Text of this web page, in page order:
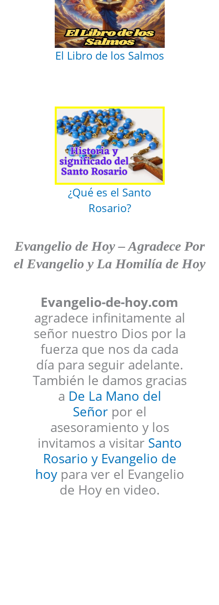
El Libro de los Salmos
¿Qué es el Santo
Rosario?
Evangelio de Hoy–Agradece Por
el Evangelio y La Homilía de Hoy
Evangelio-de-hoy.com
agradece infinitamente al
señor nuestro Dios por la
fuerza que nos da cada
día para seguir adelante.
También le damos gracias
a De La Mano del
Señorpor el
asesoramiento y los
invitamos a visitar Santo
Rosario y Evangelio de
hoypara ver el Evangelio
de Hoy en video.